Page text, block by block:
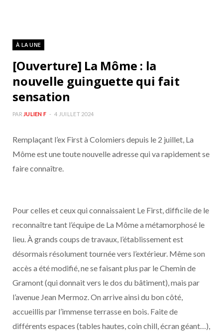
À LA UNE
[Ouverture] La Môme : la
nouvelle guinguette qui fait
sensation
PAR JULIEN F 4 JUILLET 2024
Remplaçant l’ex First à Colomiers depuis le 2 juillet, La
Môme est une toute nouvelle adresse qui va rapidement se
faire connaître.
Pour celles et ceux qui connaissaient Le First, difficile de le
reconnaître tant l’équipe de La Môme a métamorphosé le
lieu. À grands coups de travaux, l’établissement est
désormais résolument tournée vers l’extérieur. Même son
accès a été modifié, ne se faisant plus par le Chemin de
Gramont (qui donnait vers le dos du bâtiment), mais par
l’avenue Jean Mermoz. On arrive ainsi du bon côté,
accueillis par l’immense terrasse en bois. Faite de
différents espaces (tables hautes, coin chill, écran géant…),